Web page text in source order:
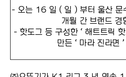
- 오는 16 일 ( 일 ) 부터 울산 문
개월 간 브랜드 경
- 핫도그 등 구성한 ‘ 해트트릭
만든 ‘ 마라 진라면